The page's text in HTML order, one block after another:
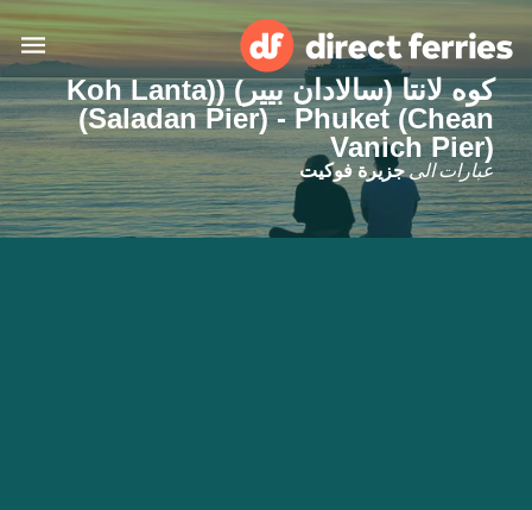
البلدان
تذاكر العبّارة
كوه لانتا (سالادان بيير) ((Koh Lanta
(Saladan Pier) - Phuket (Chean
Vanich Pier)
عبارات الى جزيرة فوكيت